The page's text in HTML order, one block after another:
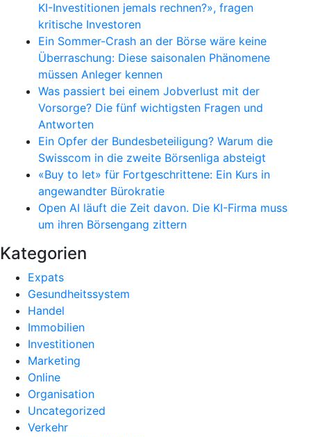
KI-Investitionen jemals rechnen?», fragen
kritische Investoren
Ein Sommer-Crash an der Börse wäre keine
Überraschung: Diese saisonalen Phänomene
müssen Anleger kennen
Was passiert bei einem Jobverlust mit der
Vorsorge? Die fünf wichtigsten Fragen und
Antworten
Ein Opfer der Bundesbeteiligung? Warum die
Swisscom in die zweite Börsenliga absteigt
«Buy to let» für Fortgeschrittene: Ein Kurs in
angewandter Bürokratie
Open AI läuft die Zeit davon. Die KI-Firma muss
um ihren Börsengang zittern
Kategorien
Expats
Gesundheitssystem
Handel
Immobilien
Investitionen
Marketing
Online
Organisation
Uncategorized
Verkehr